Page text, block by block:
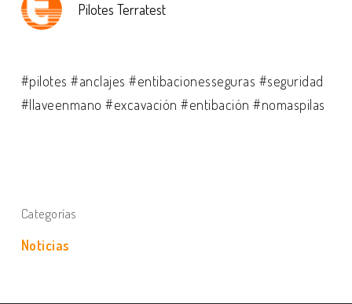
Pilotes Terratest
#pilotes #anclajes #entibacionesseguras #seguridad
#llaveenmano #excavación #entibación #nomaspilas
Categorías
Noticias